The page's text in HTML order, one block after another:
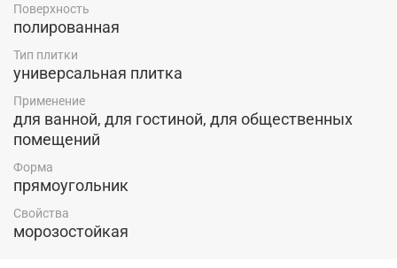
Поверхность
полированная
Тип плитки
универсальная плитка
Применение
для ванной, для гостиной, для общественных
помещений
Форма
прямоугольник
Свойства
морозостойкая